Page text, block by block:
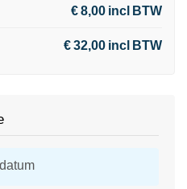
€ 8,00 incl BTW
€ 32,00 incl BTW